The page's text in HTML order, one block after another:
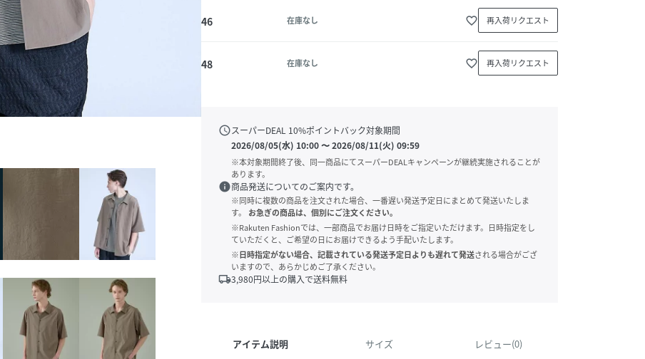
46 在庫なし favorite_border 再入荷リクエスト
48 在庫なし favorite_border 再入荷リクエスト
scheduleスーパーDEAL 10%ポイントバック対象期間
2026/08/05(水) 10:00〜2026/08/11(火) 09:59
※本対象期間終了後、同一商品にてスーパーDEALキャンペーンが継続実施されることが
あります。
info商品発送についてのご案内です。
※同時に複数の商品を注文された場合、一番遅い発送予定日にまとめて発送いたしま
す。
お急ぎの商品は、個別にご注文ください。
※Rakuten Fashionでは、一部商品でお届け日時をご指定いただけます。日時指定をし
ていただくと、ご希望の日にお届けできるよう手配いたします。
※日時指定がない場合、記載されている発送予定日よりも遅れて発送される場合がござ
いますので、あらかじめご了承ください。
local_shipping3,980円以上の購入で送料無料
アイテム説明 サイズ レビュー(0)